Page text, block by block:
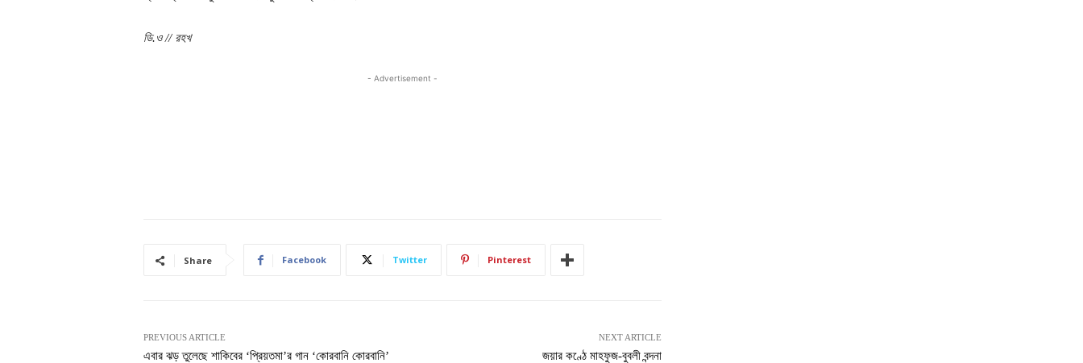
ডি.ও // রহখ
- Advertisement -
Share Facebook Twitter Pinterest
PREVIOUS ARTICLE
এবার ঝড় তুলেছে শাকিবের ‘প্রিয়তমা’র গান ‘কোরবানি কোরবানি’
NEXT ARTICLE
জয়ার কণ্ঠে মাহফুজ-বুবলী বন্দনা